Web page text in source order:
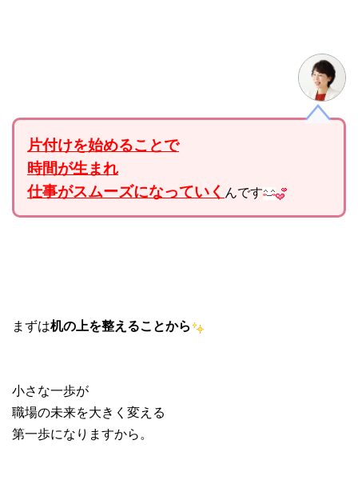
片付けを始めることで
時間が生まれ
仕事がスムーズになっていく んです
まずは机の上を整えることから
小さな一歩が
職場の未来を大きく変える
第一歩になりますから。